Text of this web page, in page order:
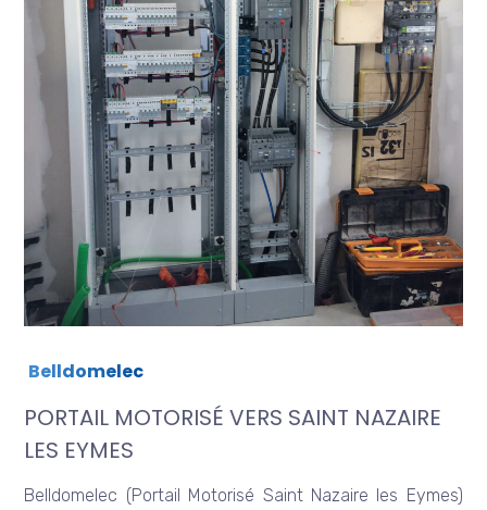
Belldomelec
PORTAIL MOTORISÉ VERS SAINT NAZAIRE
LES EYMES
Belldomelec (Portail Motorisé Saint Nazaire les Eymes)